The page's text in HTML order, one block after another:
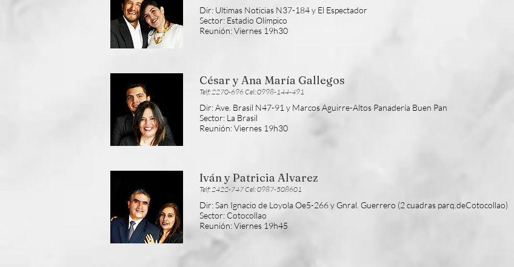
Dir: Ultimas Noticias N37-184 y El Espectador
Sector: Estadio Olímpico
Reunión: Viernes 19h30
César y Ana María Gallegos
Telf: 2270-696 Cel: 0998-144-491
Dir: Ave. Brasil N47-91 y Marcos Aguirre-Altos Panadería Buen Pan
Sector: La Brasil
Reunión: Viernes 19h30
Iván y Patricia Alvarez
Telf: 2422-747 Cel: 0987-508601
Dir: San Ignacio de Loyola Oe5-266 y Gnral. Guerrero (2 cuadras parq.deCotocollao)
Sector: Cotocollao
Reunión: Viernes 19h45